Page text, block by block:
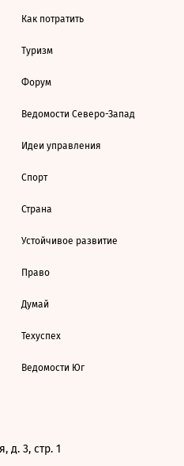
Как потратить
Туризм
Форум
Ведомости Северо-Запад
Идеи управления
Спорт
Страна
Устойчивое развитие
Право
Думай
Техуспех
Ведомости Юг
д. 3, стр. 1